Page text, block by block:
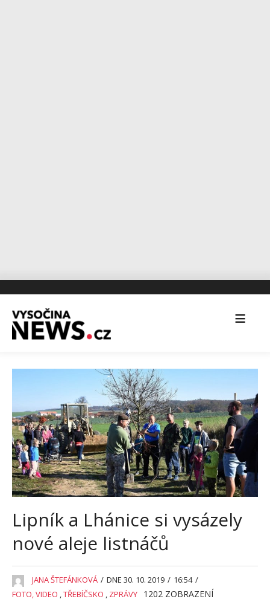
Lipník a Lhánice si vysázely
nové aleje listnáčů
JANA ŠTEFÁNKOVÁ / DNE 30. 10. 2019 / 16:54 /
FOTO, VIDEO ,TŘEBÍČSKO , ZPRÁVY 1202 ZOBRAZENÍ